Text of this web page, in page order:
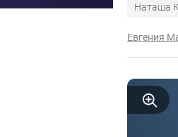
Наташа
Евгения